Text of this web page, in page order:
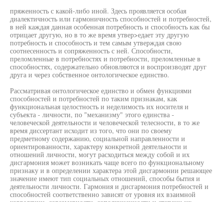
пряженность с какой-либо иной. Здесь проявляется особая
диалектичность или гармоничность способностей и потребностей,
в ней каждая данная особенная потребность и способность как бы
отрицает другую, но в то же время утвер>едает эту другую
потребность и способность и тем самым утверждая свою
соотнесенность и сопряженность с ней. Способности,
преломленные в потребностях и потребности, преломленные в
способностях, содержательно обновляются и воспроизводят друг
друга и через собственное онтологическое единство.
Рассматривая онтологическое единство и обмен функциями
способностей и потребностей по таким признакам, как
функциональная целостность и неделимость их носителя и
субъекта - личности, по "механизму" этого единства -
человеческой деятельности и человеческой телесности, в то же
время диссертант исходит из того, что они по своему
предметному содержанию, социальной направленности и
ориентированности, характеру конкретной деятельности и
отношений личности, могут расходиться между собой и их
дисгармония может возникать чаще всего по функциональному
признаку и в определении характера этой дисгармонии решающее
значение имеют тип социальных отношений, способы бытия и
деятельности личности. Гармония и дисгармония потребностей и
способностей соответственно зависят от уровня их взаимной